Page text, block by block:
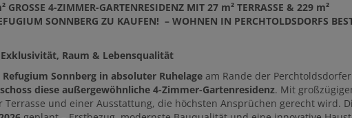
GROSSE 4-ZIMMER-GARTENRESIDENZ MIT 27 m² TERRASSE & 229 m²
SONNBERG ZU KAUFEN! – WOHNEN IN PERCHTOLDSDORFS
Raum & Lebensqualität
Refugium Sonnberg in absoluter Ruhelage am Rande der
diese außergewöhnliche 4-Zimmer-Gartenresidenz. Mit
Terrasse und einer Ausstattung, die höchsten Ansprüchen gerecht wird.